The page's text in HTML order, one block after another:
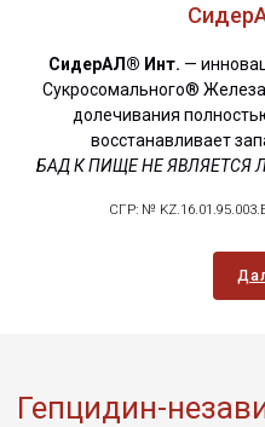
СидерАЛ® Инт. —
Сукросомального®
долечивания
восстанавливает
БАД К ПИЩЕ НЕ ЯВЛЯЕТСЯ
СГР: №
Гепцидин-